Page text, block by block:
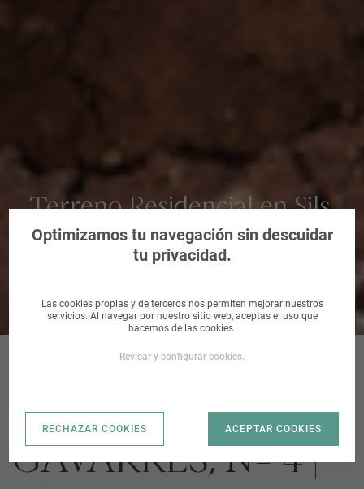
Terreno Residencial en Sils,
Girona
SUELO EN CL
GAVARRES, Nº 4 |
Optimizamos tu navegación sin descuidar
tu privacidad.
Las cookies propias y de terceros nos permiten mejorar nuestros
servicios. Al navegar por nuestro sitio web, aceptas el uso que
hacemos de las cookies.
Revisar y configurar cookies.
RECHAZAR COOKIES ACEPTAR COOKIES